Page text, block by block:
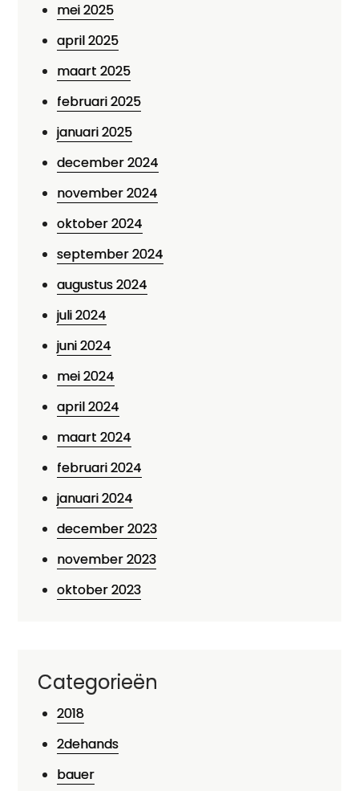
mei 2025
april 2025
maart 2025
februari 2025
januari 2025
december 2024
november 2024
oktober 2024
september 2024
augustus 2024
juli 2024
juni 2024
mei 2024
april 2024
maart 2024
februari 2024
januari 2024
december 2023
november 2023
oktober 2023
Categorieën
2018
2dehands
bauer